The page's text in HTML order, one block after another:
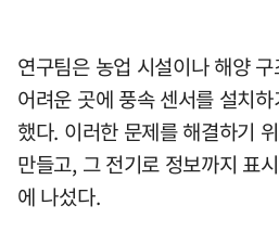
연구팀은 농업 시설이나 해양
어려운 곳에 풍속 센서를 설치
했다. 이러한 문제를 해결하기
만들고, 그 전기로 정보까지 표
에 나섰다.